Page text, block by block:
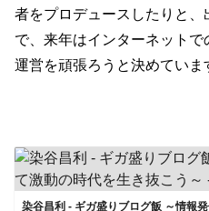
者をプロデュースしたりと
で、来年はインターネット
運営を頑張ろうと決めていま
染谷昌利 - ギガ盛りブログ飯 ～情報